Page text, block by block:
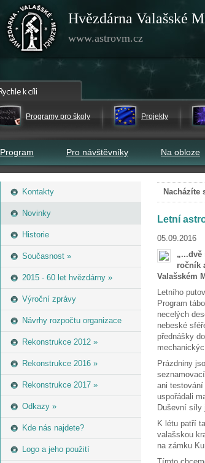
Hvězdárna Valašské
www.astrovm.cz
Programy pro školy Projekty
Program Pro návštěvníky Na obloze
Kontakty
Novinky
Historie
Současnost »
2015 - 60 let hvězdárny »
Výroční zprávy
Návrhy rozpočtu organizace
Rekonstrukce 2012 »
Rekonstrukce 2016 »
Rekonstrukce 2017 »
Odkazy »
Kde nás najdete?
Logo a jeho použití
Nacházíte
Letní
05.09.2016
„...dvě
ročník
Valašském
Letního
Program
necelých
nebeské
přednášky
Prázdniny
ani
uspořádali
Duševní síly
K létu patří
valašskou
na zámku